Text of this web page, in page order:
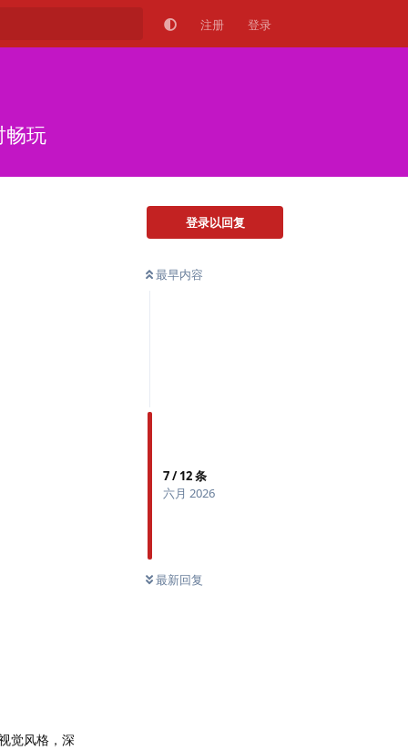
注册 登录
畅玩
登录以回复
最早内容
7/12条
六月 2026
最新回复
觉风格，深